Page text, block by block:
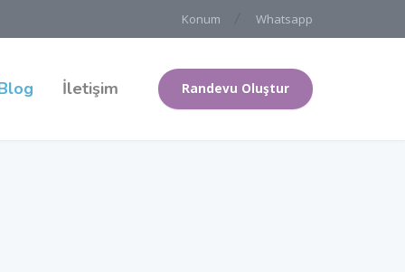
Konum Whatsapp
İletişim Randevu Oluştur